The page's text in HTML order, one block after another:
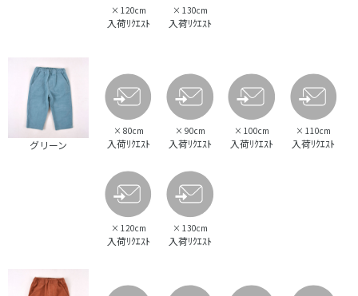
× 120cm
入荷ﾘｸｴｽﾄ
× 130cm
入荷ﾘｸｴｽﾄ
グリーン
× 80cm
入荷ﾘｸｴｽﾄ
× 90cm
入荷ﾘｸｴｽﾄ
× 100cm
入荷ﾘｸｴｽﾄ
× 110cm
入荷ﾘｸｴｽﾄ
× 120cm
入荷ﾘｸｴｽﾄ
× 130cm
入荷ﾘｸｴｽﾄ